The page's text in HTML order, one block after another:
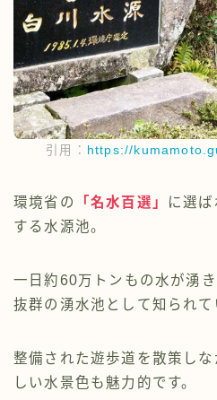
引用： https://
環境省の 「名水百選」
に選
する水源池。
一日約60万トンもの水が湧
抜群の湧水池として知られて
整備された遊歩道を散策し
しい水景色も魅力的です。